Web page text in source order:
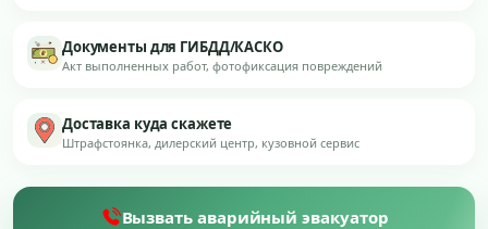
Документы для ГИБДД/КАСКО
Акт выполненных работ, фотофиксация повреждений
Доставка куда скажете
Штрафстоянка, дилерский центр, кузовной сервис
Вызвать аварийный эвакуатор